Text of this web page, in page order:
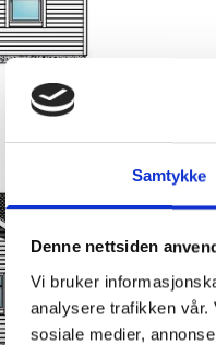
Samtykke
Denne nettsiden
Vi bruker
analysere trafikken vår.
sosiale medier,